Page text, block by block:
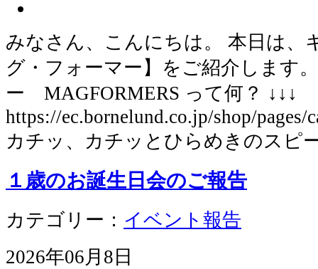
みなさん、こんにちは。 本日は、
グ・フォーマー】をご紹介します
ー MAGFORMERS って何？ ↓↓↓
https://ec.bornelund.co.jp/shop/pages/
カチッ、カチッとひらめきのスピ
１歳のお誕生日会のご報告
カテゴリー： イベント報告
2026年06月8日